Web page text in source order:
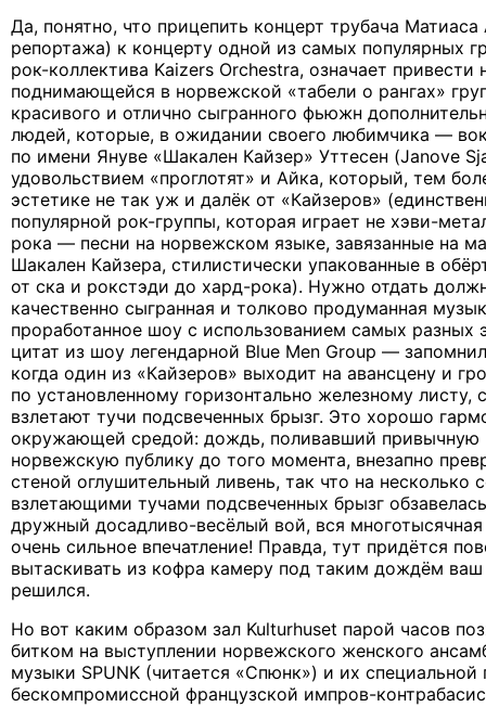
Да, понятно, что прицепить концерт трубача
репортажа) к концерту одной из самых популярных
рок-коллектива Kaizers Orchestra, означает
поднимающейся в норвежской «табели о рангах»
красивого и отлично сыгранного фьюжн
людей, которые, в ожидании своего любимчика —
по имени Януве «Шакален Кайзер» Уттесен (Janove
удовольствием «проглотят» и Айка, который, тем
эстетике не так уж и далёк от «Кайзеров»
популярной рок-группы, которая играет не хэви-
рока — песни на норвежском языке, завязанные на
Шакален Кайзера, стилистически упакованные в
от ска и рокстэди до хард-рока). Нужно отдать
качественно сыгранная и толково продуманная
проработанное шоу с использованием самых разных
цитат из шоу легендарной Blue Men Group —
когда один из «Кайзеров» выходит на авансцену и
по установленному горизонтально железному листу,
взлетают тучи подсвеченных брызг. Это хорошо
окружающей средой: дождь, поливавший привычную
норвежскую публику до того момента, внезапно
стеной оглушительный ливень, так что на несколько
взлетающими тучами подсвеченных брызг
дружный досадливо-весёлый вой, вся
очень сильное впечатление! Правда, тут придётся
вытаскивать из кофра камеру под таким дождём ваш
решился.
Но вот каким образом зал Kulturhuset парой часов
битком на выступлении норвежского женского
музыки SPUNK (читается «Спюнк») и их
бескомпромиссной французской импров-